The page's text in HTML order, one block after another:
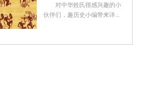
联系起来？图腾为何会成
对中华姓氏很感兴趣的小
伙伴们，趣历史小编带来详...